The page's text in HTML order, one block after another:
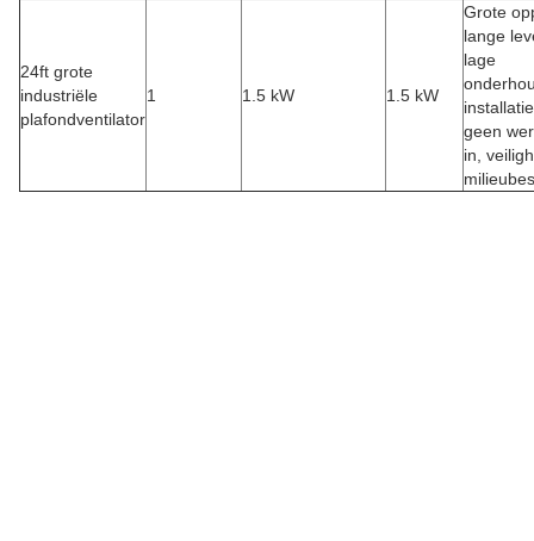
24ft grote
industriële
plafondventilator
1 1.5 kW 1.5 kW
Grote
lange
lage
geen
in,